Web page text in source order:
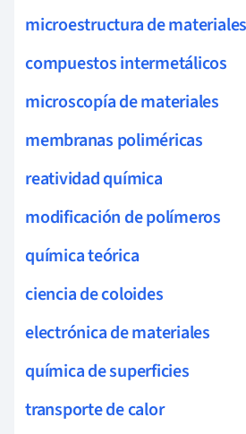
microestructura de materiales
compuestos intermetálicos
microscopía de materiales
membranas poliméricas
reatividad química
modificación de polímeros
química teórica
ciencia de coloides
electrónica de materiales
química de superficies
transporte de calor